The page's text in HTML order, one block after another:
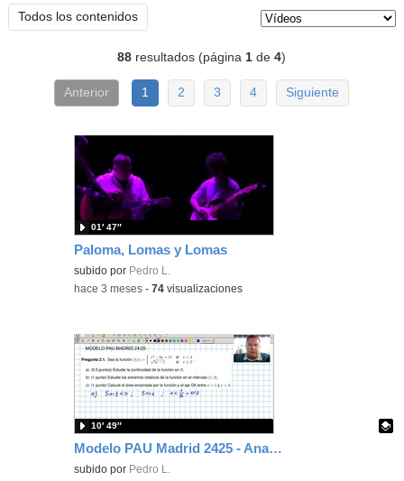
Todos los contenidos
88 resultados (página1 de4)
Anterior 1 2 3 4 Siguiente
Paloma, Lomas y Lomas
subido por Pedro L.
01′ 47″
-hace 3 meses -74 visualizaciones
Modelo PAU Madrid 2425 - Analisis 2-1
Contenido educativo.
subido por Pedro L.
10′ 49″